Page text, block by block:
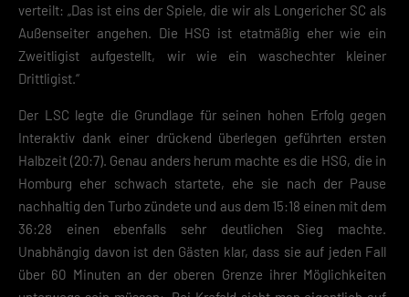
verteilt: „Das ist eins der Spiele, die wir als Longericher SC als
Außenseiter angehen. Die HSG ist etatmäßig eher wie ein
Zweitligist aufgestellt, wir wie ein waschechter kleiner
Drittligist.“
Der LSC legte die Grundlage für seinen hohen Erfolg gegen
Interaktiv dank einer drückend überlegen geführten ersten
Halbzeit (20:7). Genau anders herum machte es die HSG, die in
Homburg eher schwach startete, ehe sie nach der Pause
nachhaltig den Turbo zündete und aus dem 15:18 einen mit dem
36:28 einen ebenfalls sehr deutlichen Sieg machte.
Unabhängig davon ist den Gästen klar, dass sie auf jeden Fall
über 60 Minuten an der oberen Grenze ihrer Möglichkeiten